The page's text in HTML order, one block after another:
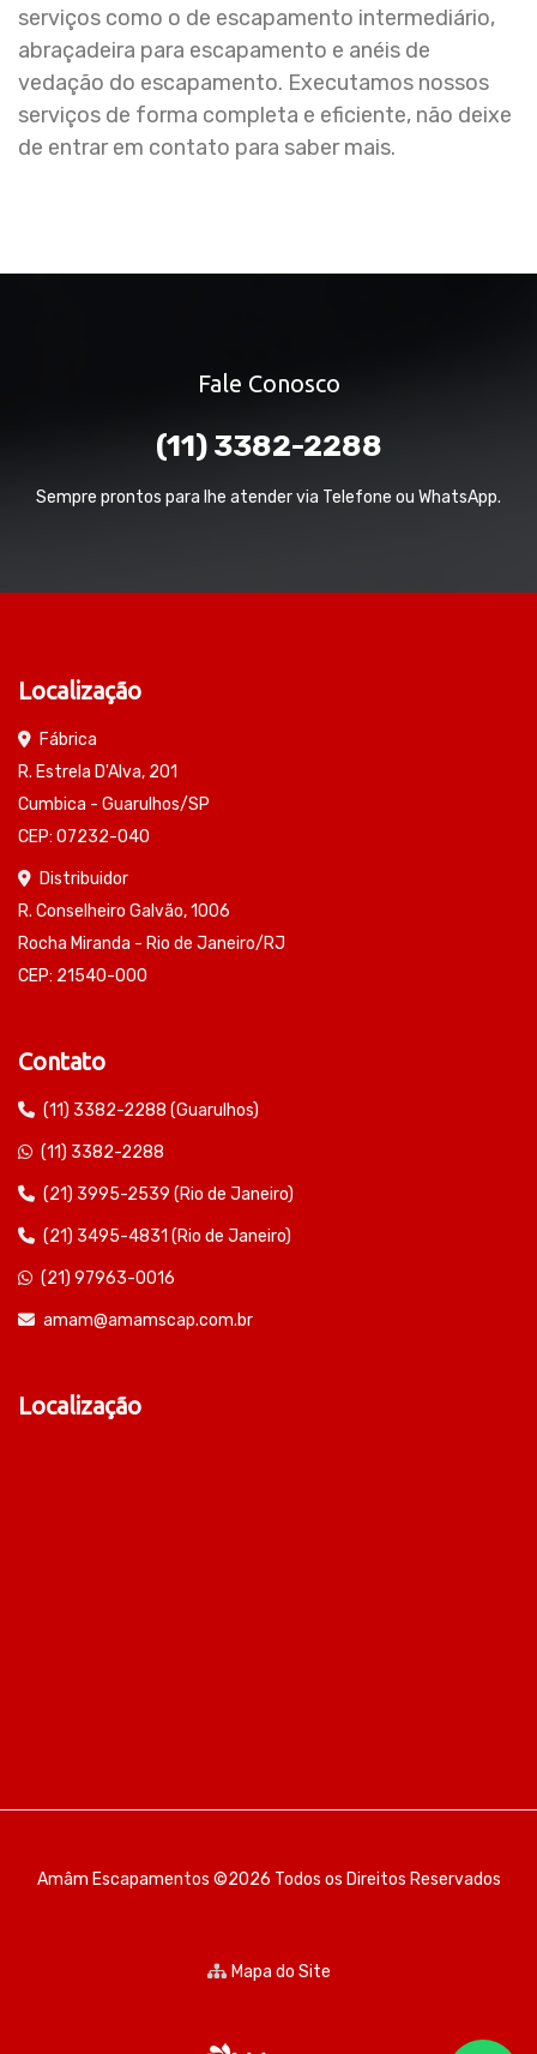
serviços como o de escapamento intermediário,
abraçadeira para escapamento e anéis de
vedação do escapamento. Executamos nossos
serviços de forma completa e eficiente, não deixe
de entrar em contato para saber mais.
Fale Conosco
(11) 3382-2288
Sempre prontos para lhe atender via Telefone ou WhatsApp.
Localização
Fábrica
R. Estrela D'Alva, 201
Cumbica - Guarulhos/SP
CEP: 07232-040
Distribuidor
R. Conselheiro Galvão, 1006
Rocha Miranda - Rio de Janeiro/RJ
CEP: 21540-000
Contato
(11) 3382-2288 (Guarulhos)
(11) 3382-2288
(21) 3995-2539 (Rio de Janeiro)
(21) 3495-4831 (Rio de Janeiro)
(21) 97963-0016
amam@amamscap.com.br
Localização
Amâm Escapamentos ©2026 Todos os Direitos Reservados
Mapa do Site